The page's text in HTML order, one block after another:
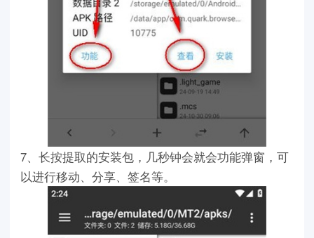
7、长按提取的安装包，几秒钟会就会功能弹窗，可
以进行移动、分享、签名等。